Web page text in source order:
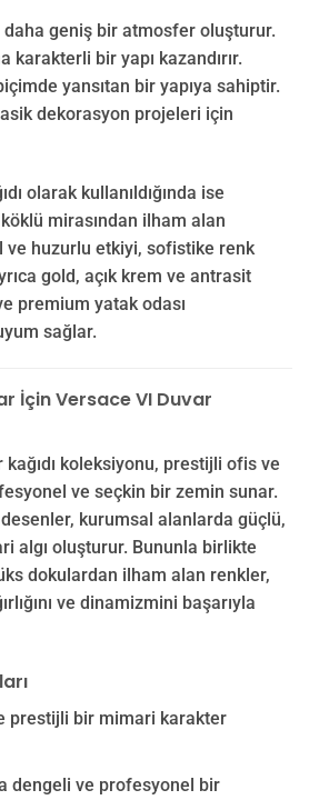
geniş bir atmosfer oluşturur.
karakterli bir yapı kazandırır.
yansıtan bir yapıya sahiptir.
dekorasyon projeleri için
olarak kullanıldığında ise
mirasından ilham alan
ve huzurlu etkiyi, sofistike renk
gold, açık krem ve antrasit
premium yatak odası
sağlar.
İçin Versace VI Duvar
koleksiyonu, prestijli ofis ve
ve seçkin bir zemin sunar.
kurumsal alanlarda güçlü,
algı oluşturur. Bununla birlikte
dokulardan ilham alan renkler,
ve dinamizmini başarıyla
prestijli bir mimari karakter
dengeli ve profesyonel bir